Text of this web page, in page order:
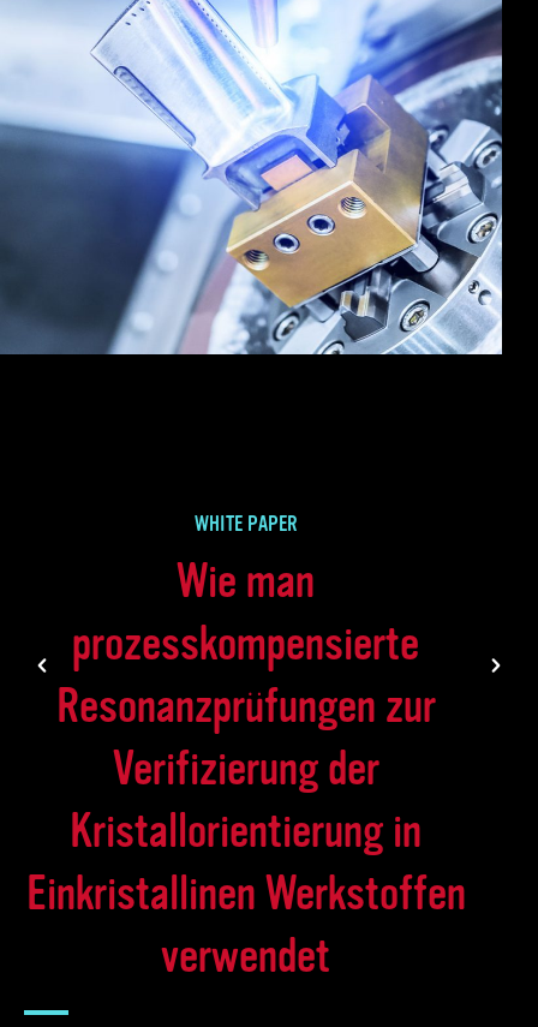
WHITE PAPER
Wie man
prozesskompensierte
Resonanzprüfungen zur
Verifizierung der
Kristallorientierung in
Einkristallinen Werkstoffen
verwendet